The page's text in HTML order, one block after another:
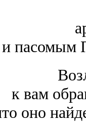
и пасомым
к вам
оно